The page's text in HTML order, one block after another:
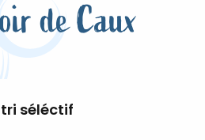
de Caux
tri séléctif